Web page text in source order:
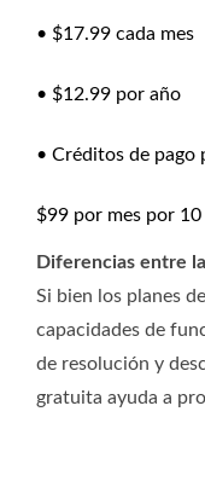
• $17.99 cada mes
• $12.99 por año
• Créditos de pago
$99 por mes por
Diferencias entre
Si bien los planes
capacidades de
de resolución y
gratuita ayuda a